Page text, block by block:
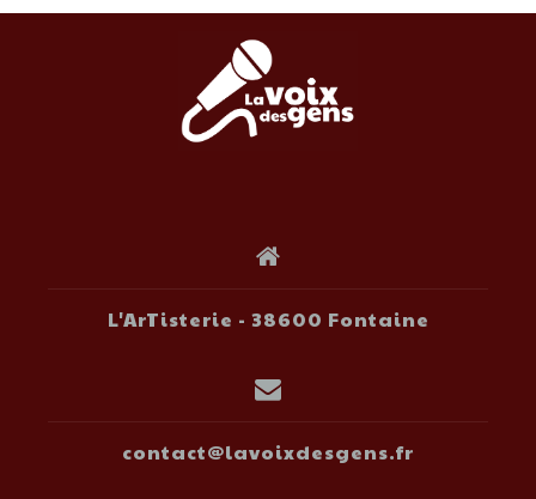
L'ArTisterie - 38600 Fontaine
contact@lavoixdesgens.fr